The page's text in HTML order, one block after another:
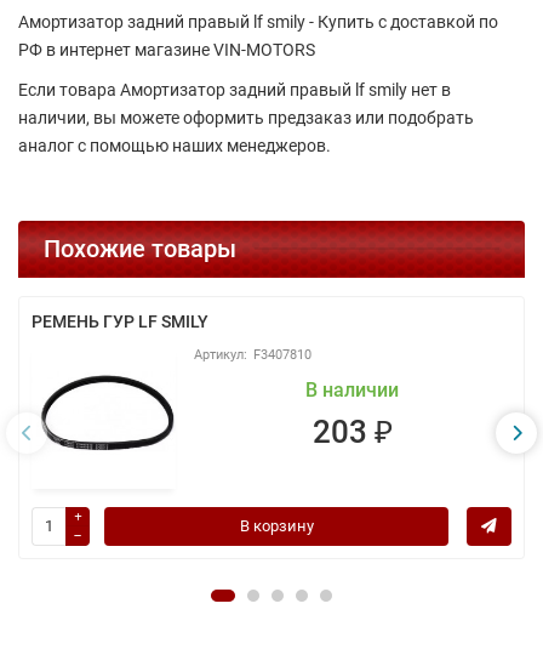
Амортизатор задний правый lf smily - Купить с доставкой по
РФ в интернет магазине VIN-MOTORS
Если товара Амортизатор задний правый lf smily нет в
наличии, вы можете оформить предзаказ или подобрать
аналог с помощью наших менеджеров.
Похожие товары
РЕМЕНЬ ГУР LF SMILY
F3407810
В наличии
203 ₽
В корзину